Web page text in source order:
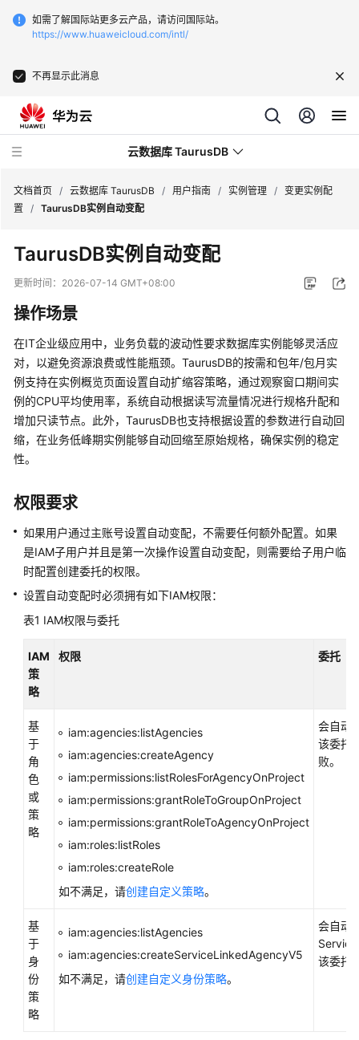
如需了解国际站更多云产品，请访问国际站。
https://www.huaweicloud.com/intl/
不再显示此消息
云数据库 TaurusDB
最
动
态
务
公
告
介
计
费
说
明
速
入
门
内
核
介
绍
用
户
文档首页 / 云数据库 TaurusDB / 用户指南 / 实例管理 / 变更实例配
置
/ TaurusDB实例自动变配
TaurusDB实例自动变配
更新时间： 2026-07-14 GMT+08:00
操作场景
在IT企业级应用中，业务负载的波动性要求数据库实例能够灵活应
对，以避免资源浪费或性能瓶颈。TaurusDB的按需和包年/包月实
例支持在实例概览页面设置自动扩缩容策略，通过观察窗口期间实
例的CPU平均使用率，系统自动根据读写流量情况进行规格升配和
增加只读节点。此外，TaurusDB也支持根据设置的参数进行自动回
缩，在业务低峰期实例能够自动回缩至原始规格，确保实例的稳定
性。
权限要求
如果用户通过主账号设置自动变配，不需要任何额外配置。如果
是IAM子用户并且是第一次操作设置自动变配，则需要给子用户临
时配置创建委托的权限。
设置自动变配时必须拥有如下IAM权限：
表1 IAM权限与委托
IAM
策
略
权限 委托
基
于
角
色
或
策
略
iam:agencies:listAgencies
iam:agencies:createAgency
iam:permissions:listRolesForAgencyOnProject
iam:permissions:grantRoleToGroupOnProject
iam:permissions:grantRoleToAgencyOnProject
iam:roles:listRoles
iam:roles:createRole
如不满足，请创建自定义策略。
会自动
该委托
败。
基
于
身
份
策
略
iam:agencies:listAgencies
iam:agencies:createServiceLinkedAgencyV5
如不满足，请创建自定义身份策略。
会自动
该委托